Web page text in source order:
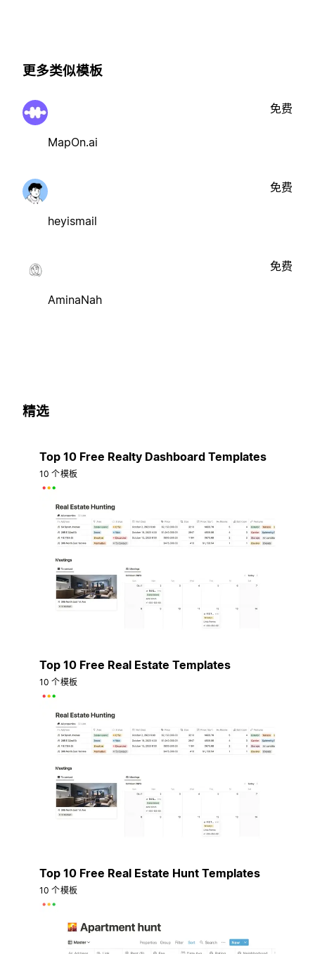
更多类似模板
MapOn.ai
免费
heyismail
免费
AminaNah
免费
精选
Top 10 Free Realty Dashboard Templates
10 个模板
Top 10 Free Real Estate Templates
10 个模板
Top 10 Free Real Estate Hunt Templates
10 个模板